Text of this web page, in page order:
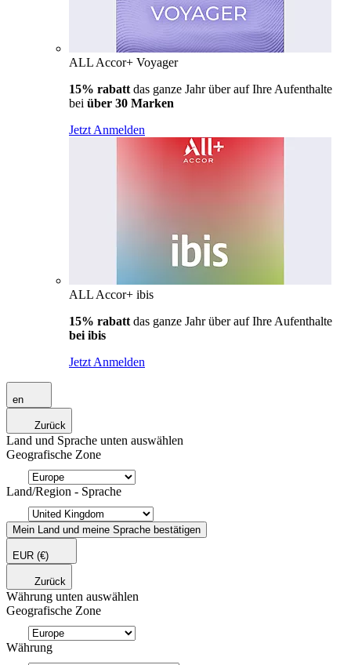
ALL Accor+ Voyager
15% rabatt das ganze Jahr über auf Ihre Aufenthalte
bei über 30 Marken
Jetzt Anmelden
ALL Accor+ ibis
15% rabatt das ganze Jahr über auf Ihre Aufenthalte
bei ibis
Jetzt Anmelden
en
Zurück
Land und Sprache unten auswählen
Geografische Zone
Land/Region - Sprache
Mein Land und meine Sprache bestätigen
EUR (€)
Zurück
Währung unten auswählen
Geografische Zone
Währung